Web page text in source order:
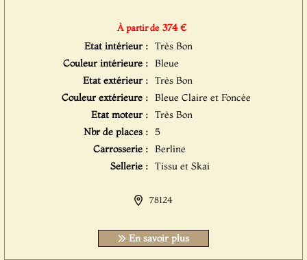
À partir de 374 €
Etat intérieur : Très Bon
Couleur intérieure : Bleue
Etat extérieur : Très Bon
Couleur extérieure : Bleue Claire et Foncée
Etat moteur : Très Bon
Nbr de places : 5
Carrosserie : Berline
Sellerie : Tissu et Skai
78124
En savoir plus